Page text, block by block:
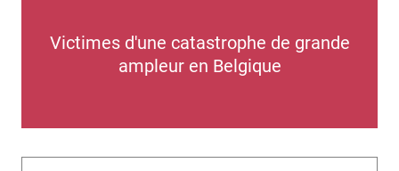
Victimes d'une catastrophe de grande
ampleur en Belgique